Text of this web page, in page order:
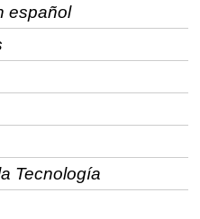
español
Tecnología